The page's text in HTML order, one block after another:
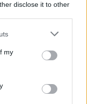
disclose it to other
one or more Google
You may click to
third-party tags to
in below Google
my